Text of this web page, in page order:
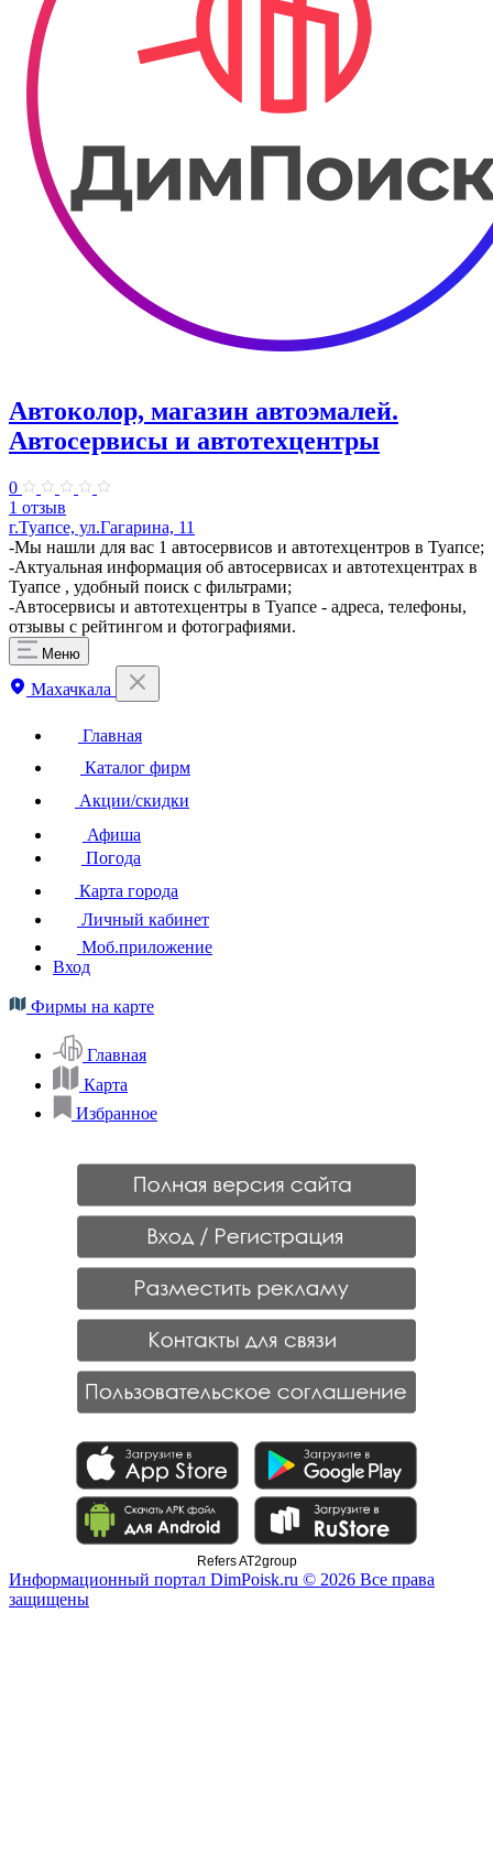
Автоколор, магазин автоэмалей.
Автосервисы и автотехцентры
0
1 отзыв
г.Туапсе, ул.Гагарина, 11
-Мы нашли для вас 1 автосервисов и автотехцентров в Туапсе;
-Актуальная информация об автосервисах и автотехцентрах в
Туапсе , удобный поиск с фильтрами;
-Автосервисы и автотехцентры в Туапсе - адреса, телефоны,
отзывы с рейтингом и фотографиями.
Меню
Махачкала
Главная
Каталог фирм
Акции/скидки
Афиша
Погода
Карта города
Личный кабинет
Моб.приложение
Вход
Фирмы на карте
Главная
Карта
Избранное
Refers AT2group
Информационный портал DimPoisk.ru © 2026 Все права
защищены